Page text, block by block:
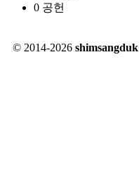
0 공헌
© 2014-2026 shimsangduk